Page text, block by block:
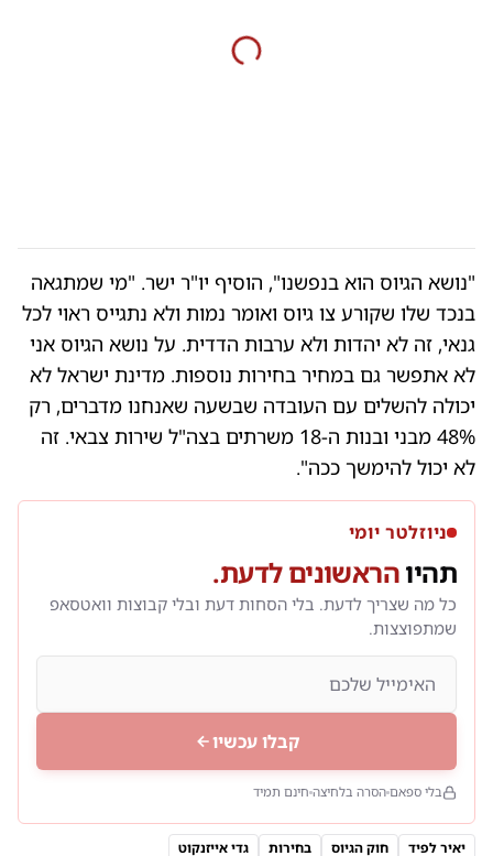
"נושא הגיוס הוא בנפשנו", הוסיף יו"ר ישר. "מי שמתגאה
בנכד שלו שקורע צו גיוס ואומר נמות ולא נתגייס ראוי לכל
גנאי, זה לא יהדות ולא ערבות הדדית. על נושא הגיוס אני
לא אתפשר גם במחיר בחירות נוספות. מדינת ישראל לא
יכולה להשלים עם העובדה שבשעה שאנחנו מדברים, רק
48% מבני ובנות ה-18 משרתים בצה"ל שירות צבאי. זה
לא יכול להימשך ככה".
ניוזלטר יומי
תהיוהראשונים לדעת.
כל מה שצריך לדעת. בלי הסחות דעת ובלי קבוצות וואטסאפ
שמתפוצצות.
קבלו עכשיו
בלי ספאם הסרה בלחיצה חינם תמיד
יאיר לפיד חוק הגיוס בחירות גדי אייזנקוט